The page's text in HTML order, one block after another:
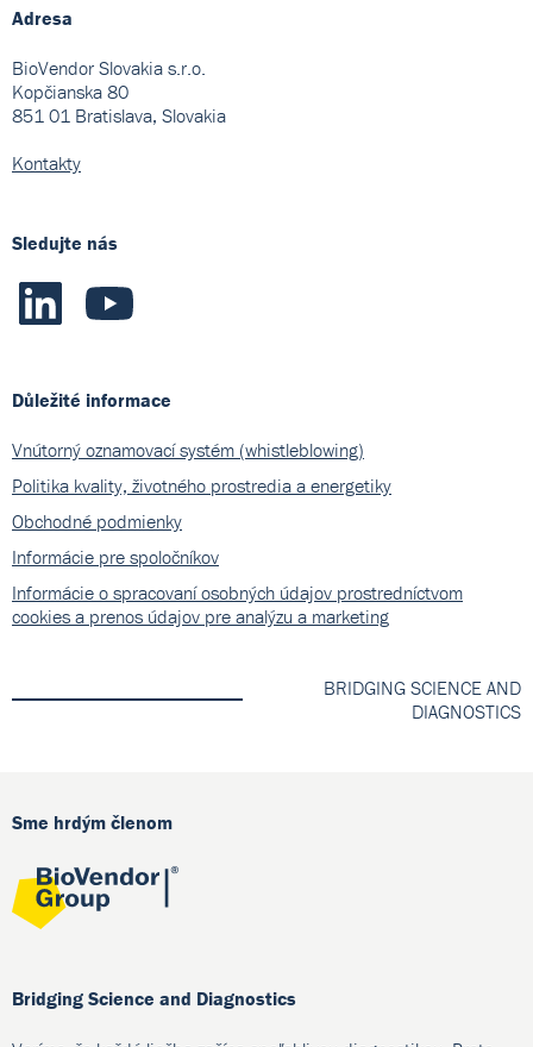
Adresa
BioVendor Slovakia s.r.o.
Kopčianska 80
851 01 Bratislava, Slovakia
Kontakty
Sledujte nás
Důležité informace
Vnútorný oznamovací systém (whistleblowing)
Politika kvality, životného prostredia a energetiky
Obchodné podmienky
Informácie pre spoločníkov
Informácie o spracovaní osobných údajov prostredníctvom
cookies a prenos údajov pre analýzu a marketing
BRIDGING SCIENCE AND
DIAGNOSTICS
Sme hrdým členom
Bridging Science and Diagnostics